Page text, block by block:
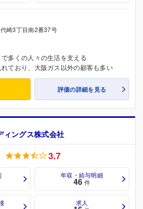
崎3丁目南2番37号
多くの人々の生活を支える
ており、大阪ガス以外の顧客も多い
評価の詳細を見る
ィングス株式会社
3.7
年収・給与明細
46 件
求人